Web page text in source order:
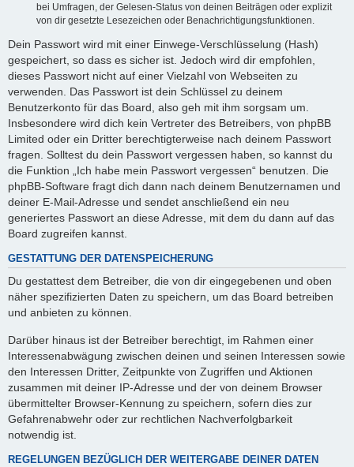
bei Umfragen, der Gelesen-Status von deinen Beiträgen oder explizit
von dir gesetzte Lesezeichen oder Benachrichtigungsfunktionen.
Dein Passwort wird mit einer Einwege-Verschlüsselung (Hash)
gespeichert, so dass es sicher ist. Jedoch wird dir empfohlen,
dieses Passwort nicht auf einer Vielzahl von Webseiten zu
verwenden. Das Passwort ist dein Schlüssel zu deinem
Benutzerkonto für das Board, also geh mit ihm sorgsam um.
Insbesondere wird dich kein Vertreter des Betreibers, von phpBB
Limited oder ein Dritter berechtigterweise nach deinem Passwort
fragen. Solltest du dein Passwort vergessen haben, so kannst du
die Funktion „Ich habe mein Passwort vergessen“ benutzen. Die
phpBB-Software fragt dich dann nach deinem Benutzernamen und
deiner E-Mail-Adresse und sendet anschließend ein neu
generiertes Passwort an diese Adresse, mit dem du dann auf das
Board zugreifen kannst.
GESTATTUNG DER DATENSPEICHERUNG
Du gestattest dem Betreiber, die von dir eingegebenen und oben
näher spezifizierten Daten zu speichern, um das Board betreiben
und anbieten zu können.
Darüber hinaus ist der Betreiber berechtigt, im Rahmen einer
Interessenabwägung zwischen deinen und seinen Interessen sowie
den Interessen Dritter, Zeitpunkte von Zugriffen und Aktionen
zusammen mit deiner IP-Adresse und der von deinem Browser
übermittelter Browser-Kennung zu speichern, sofern dies zur
Gefahrenabwehr oder zur rechtlichen Nachverfolgbarkeit
notwendig ist.
REGELUNGEN BEZÜGLICH DER WEITERGABE DEINER DATEN